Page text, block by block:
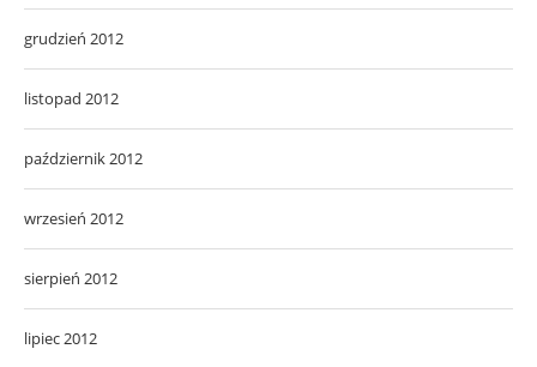
grudzień 2012
listopad 2012
październik 2012
wrzesień 2012
sierpień 2012
lipiec 2012